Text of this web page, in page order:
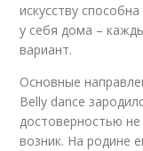
искусству
у себя дома –
вариант.
Основные
Belly dance
достоверностью не
возник. На родине